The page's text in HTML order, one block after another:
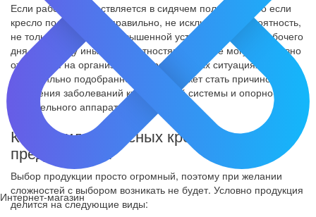
Интернет-магазин
Если работа осуществляется в сидячем положении, то если
кресло подобрано неправильно, не исключается вероятность,
не только появлению повышенной усталости в конце рабочего
дня, но и ряду иным неприятностям, которые могут негативно
отразиться на организме. В определенных ситуациях
неправильно подобранное кресло может стать причиной
появления заболеваний кровеносной системы и опорно-
двигательного аппарата.
Какие виды офисных кресел сегодня
предлагаются
Выбор продукции просто огромный, поэтому при желании
сложностей с выбором возникать не будет. Условно продукция
делится на следующие виды: